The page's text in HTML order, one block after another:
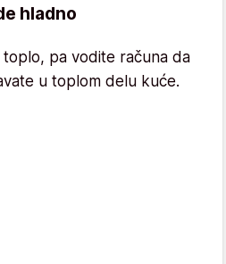
hladno
pa vodite računa da
u toplom delu kuće.